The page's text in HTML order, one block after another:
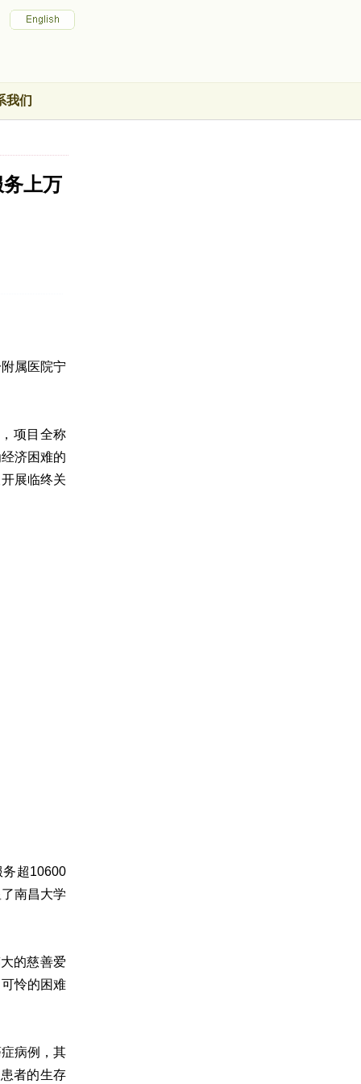
我们
上万
属医院宁
项目全称
济困难的
展临终关
超10600
南昌大学
的慈善爱
怜的困难
病例，其
者的生存